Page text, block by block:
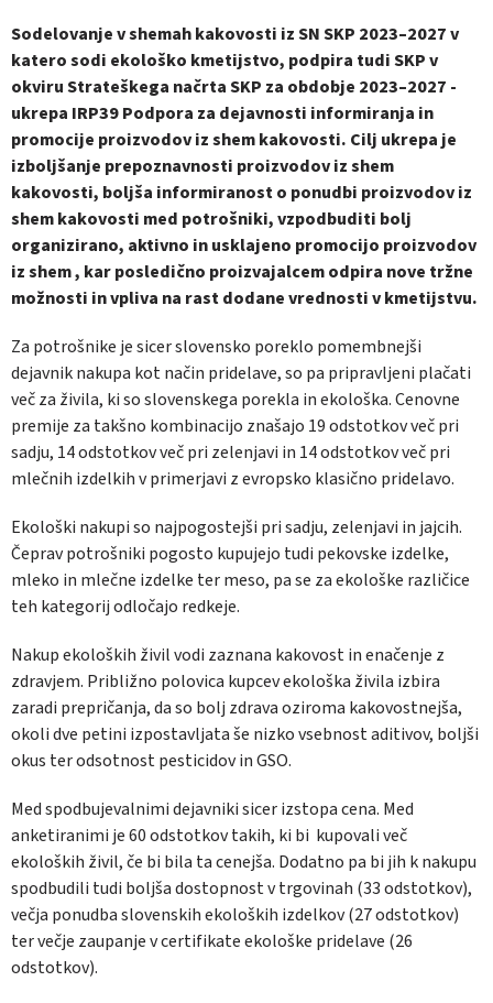
Sodelovanje v shemah kakovosti iz SN SKP 2023–2027 v
katero sodi ekološko kmetijstvo, podpira tudi SKP v
okviru Strateškega načrta SKP za obdobje 2023–2027 -
ukrepa IRP39 Podpora za dejavnosti informiranja in
promocije proizvodov iz shem kakovosti. Cilj ukrepa je
izboljšanje prepoznavnosti proizvodov iz shem
kakovosti, boljša informiranost o ponudbi proizvodov iz
shem kakovosti med potrošniki, vzpodbuditi bolj
organizirano, aktivno in usklajeno promocijo proizvodov
iz shem , kar posledično proizvajalcem odpira nove tržne
možnosti in vpliva na rast dodane vrednosti v kmetijstvu.
Za potrošnike je sicer slovensko poreklo pomembnejši
dejavnik nakupa kot način pridelave, so pa pripravljeni plačati
več za živila, ki so slovenskega porekla in ekološka. Cenovne
premije za takšno kombinacijo znašajo 19 odstotkov več pri
sadju, 14 odstotkov več pri zelenjavi in 14 odstotkov več pri
mlečnih izdelkih v primerjavi z evropsko klasično pridelavo.
Ekološki nakupi so najpogostejši pri sadju, zelenjavi in jajcih.
Čeprav potrošniki pogosto kupujejo tudi pekovske izdelke,
mleko in mlečne izdelke ter meso, pa se za ekološke različice
teh kategorij odločajo redkeje.
Nakup ekoloških živil vodi zaznana kakovost in enačenje z
zdravjem. Približno polovica kupcev ekološka živila izbira
zaradi prepričanja, da so bolj zdrava oziroma kakovostnejša,
okoli dve petini izpostavljata še nizko vsebnost aditivov, boljši
okus ter odsotnost pesticidov in GSO.
Med spodbujevalnimi dejavniki sicer izstopa cena. Med
anketiranimi je 60 odstotkov takih, ki bi kupovali več
ekoloških živil, če bi bila ta cenejša. Dodatno pa bi jih k nakupu
spodbudili tudi boljša dostopnost v trgovinah (33 odstotkov),
večja ponudba slovenskih ekoloških izdelkov (27 odstotkov)
ter večje zaupanje v certifikate ekološke pridelave (26
odstotkov).